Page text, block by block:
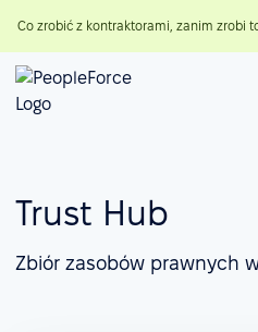
Co zrobić z kontraktorami, zanim zrobi
Trust Hub
Zbiór zasobów prawnych